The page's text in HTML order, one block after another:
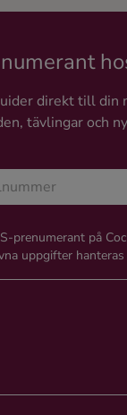
direkt till
tävlingar och
prenumerant på
uppgifter